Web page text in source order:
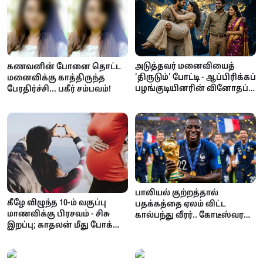
கணவனின் போனை தொட்ட
மனைவிக்கு காத்திருந்த
பேரதிர்ச்சி... பகீர் சம்பவம்!
அடுத்தவர் மனைவியைத்
'திருடும்' போட்டி - ஆப்பிரிக்கப்
பழங்குடியினரின் வினோதப்
கீழே விழுந்த 10-ம் வகுப்பு
மாணவிக்கு பிரசவம் - சிசு
இறப்பு; காதலன் மீது போக்சோ
பாலியல் குற்றத்தால்
பதக்கத்தை ஏலம் விட்ட
கால்பந்து வீரர்.. கோடீஸ்வரன்